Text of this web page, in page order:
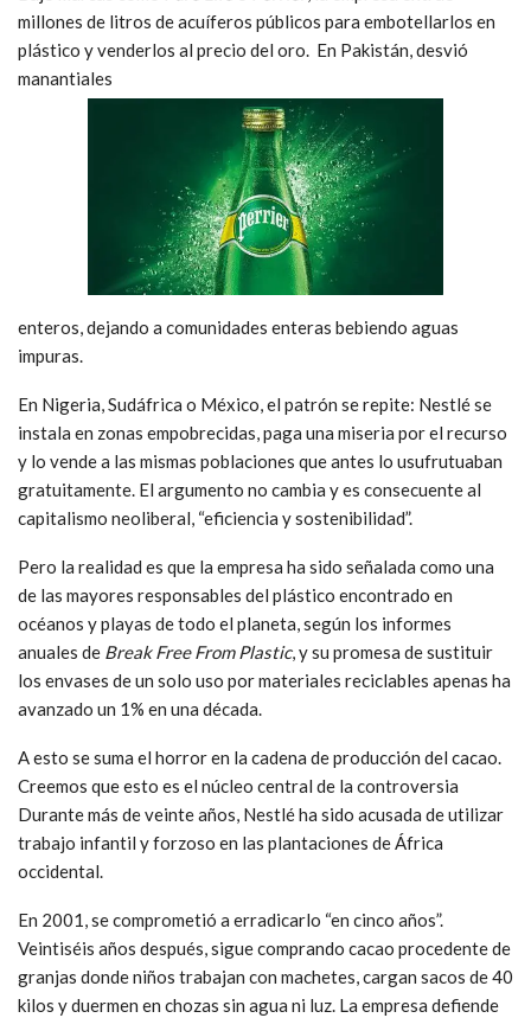
millones de litros de acuíferos públicos para embotellarlos en
plástico y venderlos al precio del oro. En Pakistán, desvió
manantiales
enteros, dejando a comunidades enteras bebiendo aguas
impuras.
En Nigeria, Sudáfrica o México, el patrón se repite: Nestlé se
instala en zonas empobrecidas, paga una miseria por el recurso
y lo vende a las mismas poblaciones que antes lo usufrutuaban
gratuitamente. El argumento no cambia y es consecuente al
capitalismo neoliberal, “eficiencia y sostenibilidad”.
Pero la realidad es que la empresa ha sido señalada como una
de las mayores responsables del plástico encontrado en
océanos y playas de todo el planeta, según los informes
anuales de Break Free From Plastic, y su promesa de sustituir
los envases de un solo uso por materiales reciclables apenas ha
avanzado un 1% en una década.
A esto se suma el horror en la cadena de producción del cacao.
Creemos que esto es el núcleo central de la controversia
Durante más de veinte años, Nestlé ha sido acusada de utilizar
trabajo infantil y forzoso en las plantaciones de África
occidental.
En 2001, se comprometió a erradicarlo “en cinco años”.
Veintiséis años después, sigue comprando cacao procedente de
granjas donde niños trabajan con machetes, cargan sacos de 40
kilos y duermen en chozas sin agua ni luz. La empresa defiende